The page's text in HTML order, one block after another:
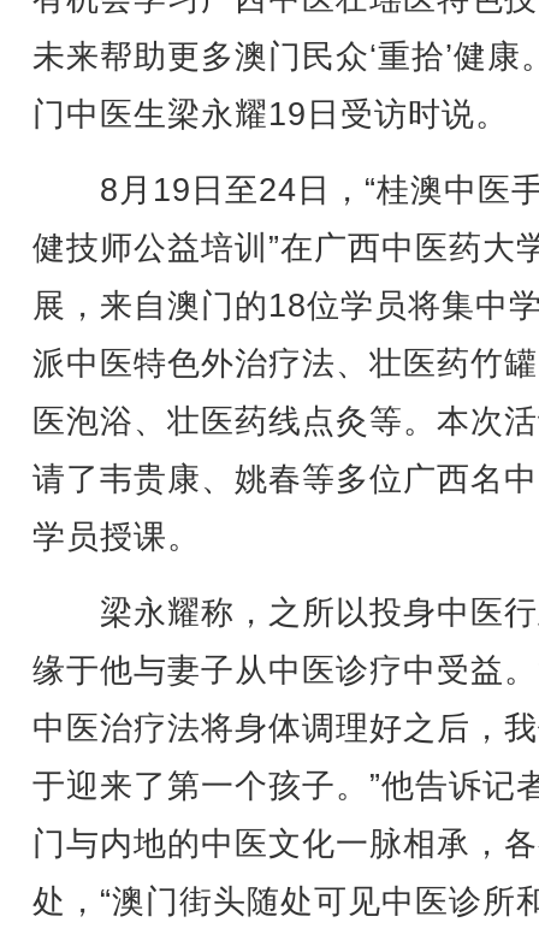
未来帮助更多澳门民众‘重拾’健康
门中医生梁永耀19日受访时说。
8月19日至24日，“桂澳中医
健技师公益培训”在广西中医药大
展，来自澳门的18位学员将集中
派中医特色外治疗法、壮医药竹
医泡浴、壮医药线点灸等。本次
请了韦贵康、姚春等多位广西名
学员授课。
梁永耀称，之所以投身中医
缘于他与妻子从中医诊疗中受益
中医治疗法将身体调理好之后，
于迎来了第一个孩子。”他告诉记
门与内地的中医文化一脉相承，
处，“澳门街头随处可见中医诊所